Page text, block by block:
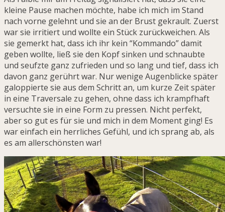
kleine Pause machen möchte, habe ich mich im Stand
nach vorne gelehnt und sie an der Brust gekrault. Zuerst
war sie irritiert und wollte ein Stück zurückweichen. Als
sie gemerkt hat, dass ich ihr kein “Kommando” damit
geben wollte, ließ sie den Kopf sinken und schnaubte
und seufzte ganz zufrieden und so lang und tief, dass ich
davon ganz gerührt war. Nur wenige Augenblicke später
galoppierte sie aus dem Schritt an, um kurze Zeit später
in eine Traversale zu gehen, ohne dass ich krampfhaft
versuchte sie in eine Form zu pressen. Nicht perfekt,
aber so gut es für sie und mich in dem Moment ging! Es
war einfach ein herrliches Gefühl, und ich sprang ab, als
es am allerschönsten war!